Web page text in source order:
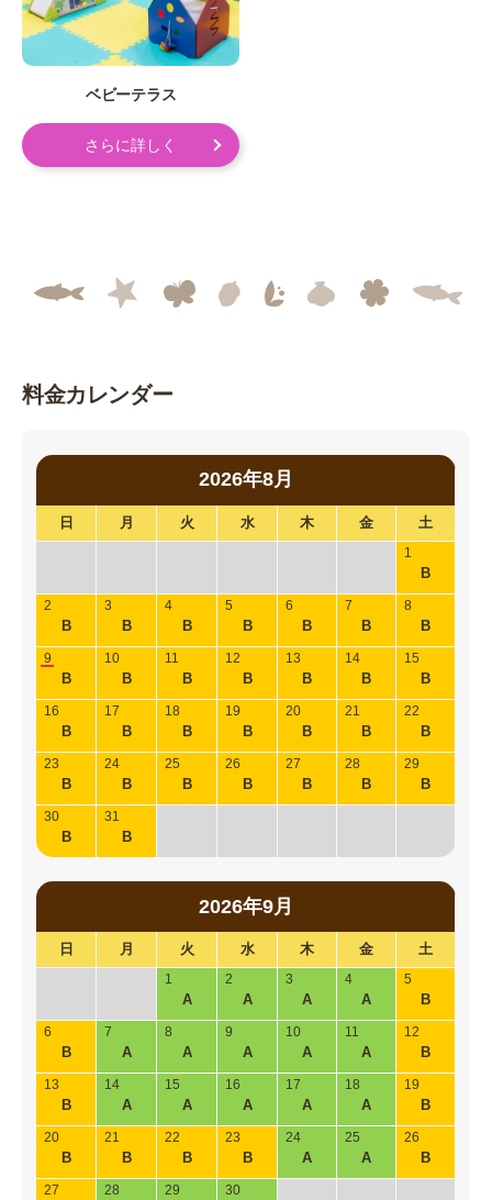
ベビーテラス
さらに詳しく
料金カレンダー
2026年8月
日 月 火 水 木 金 土
1
B
2
B
3
B
4
B
5
B
6
B
7
B
8
B
9
B
10
B
11
B
12
B
13
B
14
B
15
B
16
B
17
B
18
B
19
B
20
B
21
B
22
B
23
B
24
B
25
B
26
B
27
B
28
B
29
B
30
B
31
B
2026年9月
日 月 火 水 木 金 土
1
A
2
A
3
A
4
A
5
B
6
B
7
A
8
A
9
A
10
A
11
A
12
B
13
B
14
A
15
A
16
A
17
A
18
A
19
B
20
B
21
B
22
B
23
B
24
A
25
A
26
B
27 28 29 30